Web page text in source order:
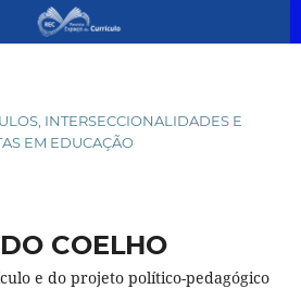
INTERSECCIONALIDADES E
EM EDUCAÇÃO
COELHO
e do projeto político-pedagógico